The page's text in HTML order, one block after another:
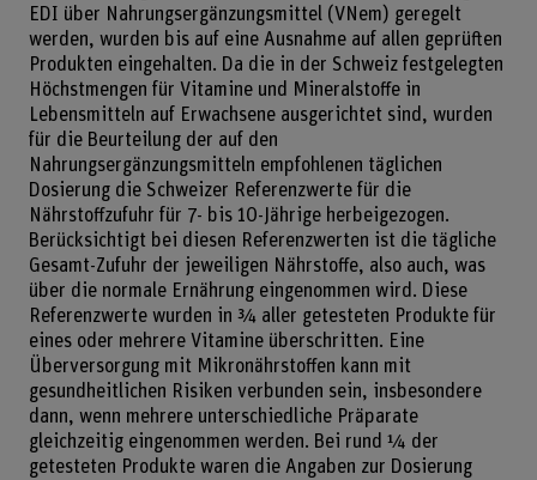
EDI über Nahrungsergänzungsmittel (VNem) geregelt
werden, wurden bis auf eine Ausnahme auf allen geprüften
Produkten eingehalten. Da die in der Schweiz festgelegten
Höchstmengen für Vitamine und Mineralstoffe in
Lebensmitteln auf Erwachsene ausgerichtet sind, wurden
für die Beurteilung der auf den
Nahrungsergänzungsmitteln empfohlenen täglichen
Dosierung die Schweizer Referenzwerte für die
Nährstoffzufuhr für 7- bis 10-Jährige herbeigezogen.
Berücksichtigt bei diesen Referenzwerten ist die tägliche
Gesamt-Zufuhr der jeweiligen Nährstoffe, also auch, was
über die normale Ernährung eingenommen wird. Diese
Referenzwerte wurden in ¾ aller getesteten Produkte für
eines oder mehrere Vitamine überschritten. Eine
Überversorgung mit Mikronährstoffen kann mit
gesundheitlichen Risiken verbunden sein, insbesondere
dann, wenn mehrere unterschiedliche Präparate
gleichzeitig eingenommen werden. Bei rund ¼ der
getesteten Produkte waren die Angaben zur Dosierung